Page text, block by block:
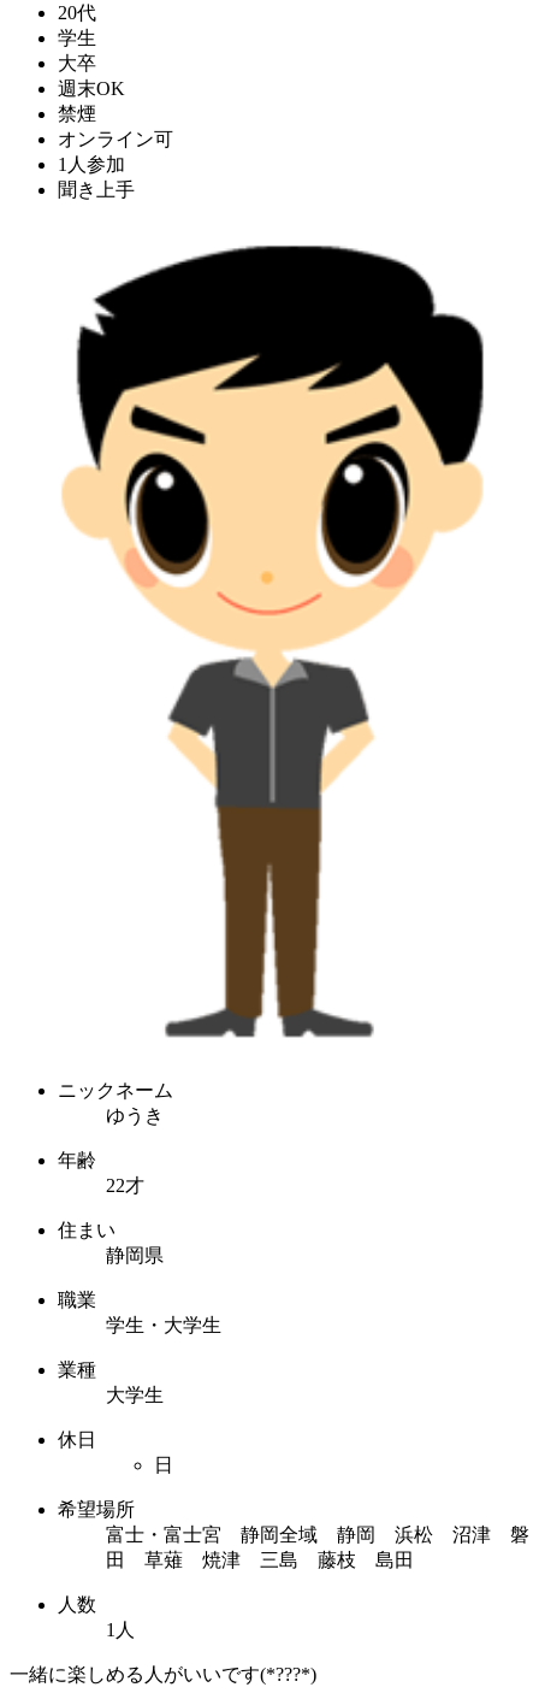
20代
学生
大卒
週末OK
禁煙
オンライン可
1人参加
聞き上手
ニックネーム
ゆうき
年齢
22才
住まい
静岡県
職業
学生・大学生
業種
大学生
休日
日
希望場所
富士・富士宮 静岡全域 静岡 浜松 沼津 磐
田 草薙 焼津 三島 藤枝 島田
人数
1人
一緒に楽しめる人がいいです(*???*)